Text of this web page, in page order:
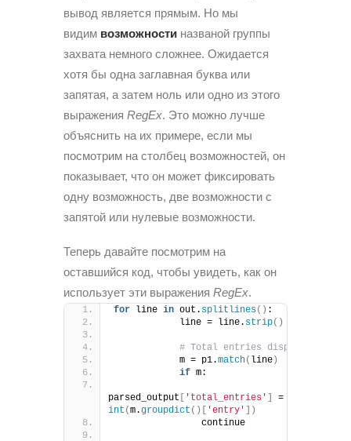
вывод является прямым. Но мы
видим возможности названой группы
захвата немного сложнее. Ожидается
хотя бы одна заглавная буква или
запятая, а затем ноль или одно из этого
выражения RegEx. Это можно лучше
объяснить на их примере, если мы
посмотрим на столбец возможностей, он
показывает, что он может фиксировать
одну возможность, две возможности с
запятой или нулевые возможности.
Теперь давайте посмотрим на
оставшийся код, чтобы увидеть, как он
использует эти выражения RegEx.
for line in out. splitlines() :
            line = line.
strip()
# Total entries displayed: 4
            m = p1.
match( line)
if m:
parsed_output [ 'total_entries' ]
int (m.groupdict ()[ 'entry' ])
                continue